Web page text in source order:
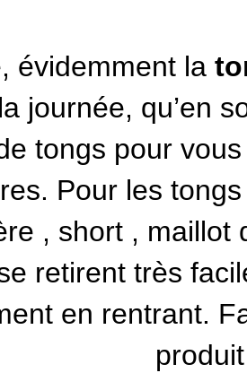
évidemment la
journée, qu’en
tongs pour
Pour les
, short, maillot
retirent très
en rentrant.